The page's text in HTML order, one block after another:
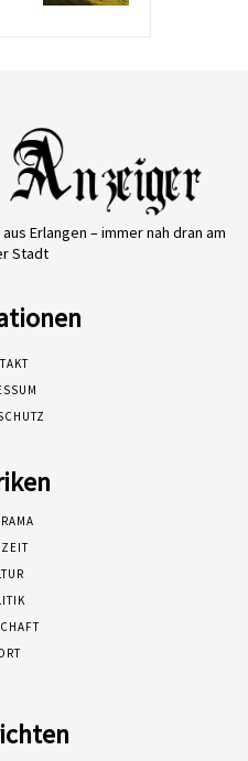
Erlangen – immer nah dran am
Stadt